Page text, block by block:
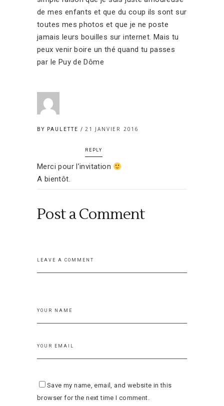
de mes enfants et que du coup ils sont sur
toutes mes photos et que je ne poste
jamais leurs bouilles sur internet. Mais tu
peux venir boire un thé quand tu passes
par le Puy de Dôme
BY PAULETTE 21 JANVIER 2016
REPLY
Merci pour l’invitation
A bientôt.
Post a Comment
Save my name, email, and website in this
browser for the next time I comment.